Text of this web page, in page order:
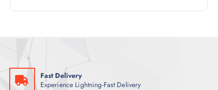
Fast Delivery
Experience Lightning-Fast Delivery